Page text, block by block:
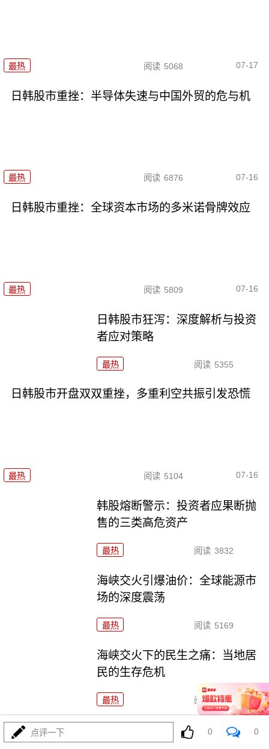
最热 阅读 5068 07-17
日韩股市重挫：半导体失速与中国外贸的危与机
最热 阅读 6876 07-16
日韩股市重挫：全球资本市场的多米诺骨牌效应
最热 阅读 5809 07-16
日韩股市狂泻：深度解析与投资
者应对策略
最热 阅读 5355
日韩股市开盘双双重挫，多重利空共振引发恐慌
最热 阅读 5104 07-16
韩股熔断警示：投资者应果断抛
售的三类高危资产
最热 阅读 3832
海峡交火引爆油价：全球能源市
场的深度震荡
最热 阅读 5169
海峡交火下的民生之痛：当地居
民的生存危机
最热 阅读 4239
霍尔木兹断流：全球能源命脉的
点评一下 0 0